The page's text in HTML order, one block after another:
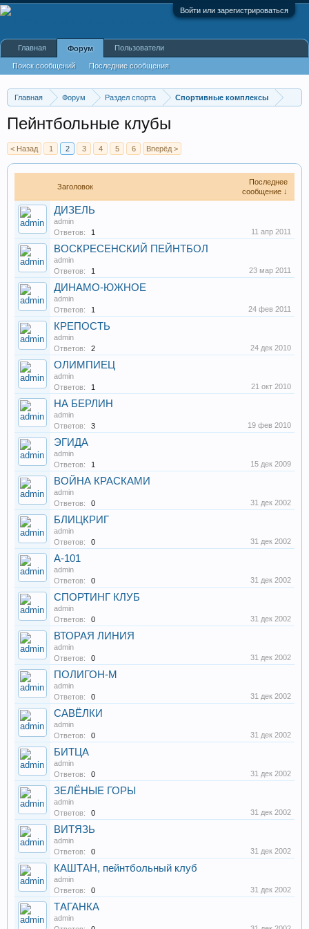
Войти или зарегистрироваться
Главная Форум Раздел спорта Спортивные комплексы
Пейнтбольные клубы
< Назад 1 2 3 4 5 6 Вперёд >
Заголовок
Последнее
сообщение ↓
ДИЗЕЛЬ
admin
Ответов:
1 11 апр 2011
ВОСКРЕСЕНСКИЙ ПЕЙНТБОЛ
admin
Ответов:
1 23 мар 2011
ДИНАМО-ЮЖНОЕ
admin
Ответов:
1 24 фев 2011
КРЕПОСТЬ
admin
Ответов:
2 24 дек 2010
ОЛИМПИЕЦ
admin
Ответов:
1 21 окт 2010
НА БЕРЛИН
admin
Ответов:
3 19 фев 2010
ЭГИДА
admin
Ответов:
1 15 дек 2009
ВОЙНА КРАСКАМИ
admin
Ответов:
0 31 дек 2002
БЛИЦКРИГ
admin
Ответов:
0 31 дек 2002
А-101
admin
Ответов:
0 31 дек 2002
СПОРТИНГ КЛУБ
admin
Ответов:
0 31 дек 2002
ВТОРАЯ ЛИНИЯ
admin
Ответов:
0 31 дек 2002
ПОЛИГОН-М
admin
Ответов:
0 31 дек 2002
САВЁЛКИ
admin
Ответов:
0 31 дек 2002
БИТЦА
admin
Ответов:
0 31 дек 2002
ЗЕЛЁНЫЕ ГОРЫ
admin
Ответов:
0 31 дек 2002
ВИТЯЗЬ
admin
Ответов:
0 31 дек 2002
КАШТАН, пейнтбольный клуб
admin
Ответов:
0 31 дек 2002
ТАГАНКА
admin
Главная Форум
Поиск сообщений Последние сообщения
Пользователи